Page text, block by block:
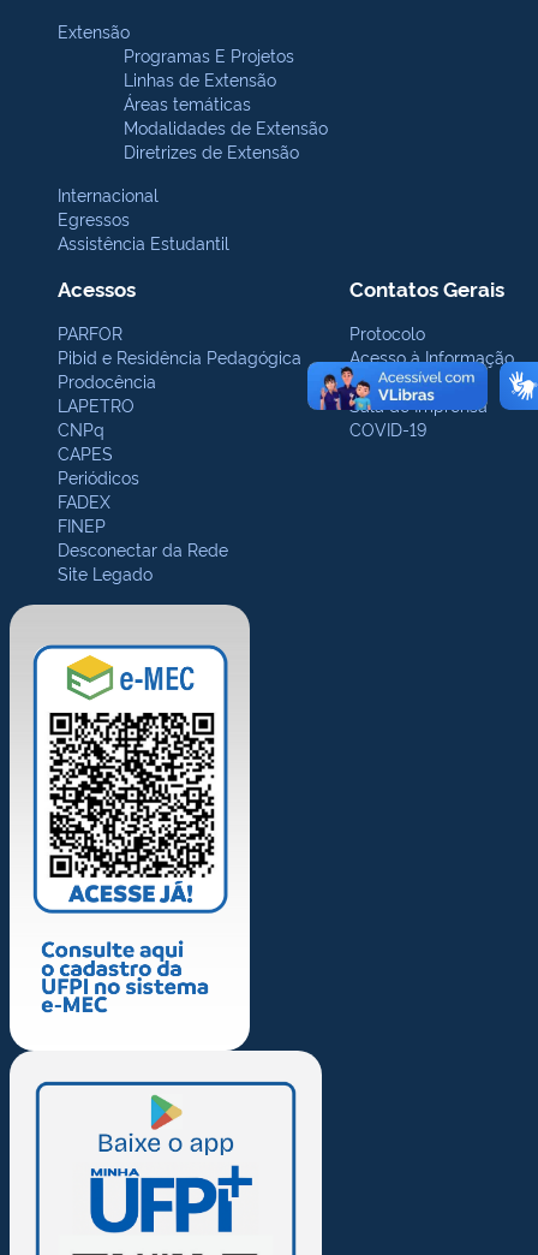
Extensão
Programas E Projetos
Linhas de Extensão
Áreas temáticas
Modalidades de Extensão
Diretrizes de Extensão
Internacional
Egressos
Assistência Estudantil
Acessos
PARFOR
Pibid e Residência Pedagógica
Prodocência
LAPETRO
CNPq
CAPES
Periódicos
FADEX
FINEP
Desconectar da Rede
Site Legado
Contatos Gerais
Protocolo
Acesso à Informação
Ouvidoria
Sala de Imprensa
COVID-19